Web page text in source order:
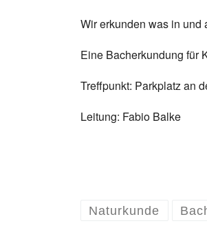
Wir erkunden was in und
Eine Bacherkundung für
Treffpunkt: Parkplatz an
Leitung: Fabio Balke
Naturkunde